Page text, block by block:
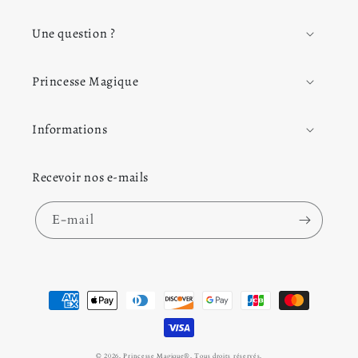
Une question ?
Princesse Magique
Informations
Recevoir nos e-mails
E-mail
Moyens de paiement
© 2026,Princesse Magique®. Tous droits réservés.